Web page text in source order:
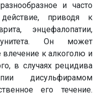
и часто
приводя к
энцефалопатии,
Он может
влечение к алкоголю и
в случаях рецидива
дисульфирамом
его течение.